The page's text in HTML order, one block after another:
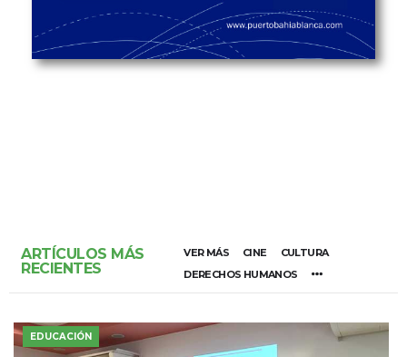
ARTÍCULOS MÁS
RECIENTES
VER MÁS CINE
CULTURA
DERECHOS HUMANOS
EDUCACIÓN